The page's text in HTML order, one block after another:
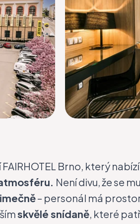
FAIRHOTEL Brno, který nabízí
Není divu, že se
– personál má
skvělé snídaně, které